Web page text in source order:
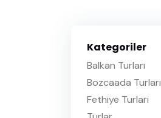
Kategoriler
Balkan Turları
Bozcaada Turları
Fethiye Turları